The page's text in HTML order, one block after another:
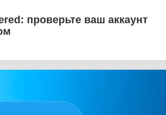
проверьте ваш аккаунт